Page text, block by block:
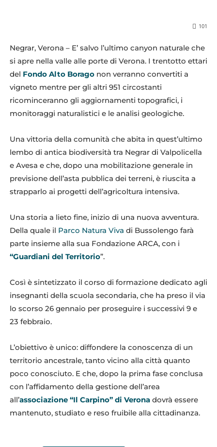
101
Negrar, Verona – E’ salvo l’ultimo canyon naturale che
si apre nella valle alle porte di Verona. I trentotto ettari
del Fondo Alto Borago non verranno convertiti a
vigneto mentre per gli altri 951 circostanti
ricominceranno gli aggiornamenti topografici, i
monitoraggi naturalistici e le analisi geologiche.
Una vittoria della comunità che abita in quest’ultimo
lembo di antica biodiversità tra Negrar di Valpolicella
e Avesa e che, dopo una mobilitazione generale in
previsione dell’asta pubblica dei terreni, è riuscita a
strapparlo ai progetti dell’agricoltura intensiva.
Una storia a lieto fine, inizio di una nuova avventura.
Della quale il Parco Natura Viva di Bussolengo farà
parte insieme alla sua Fondazione ARCA, con i
“Guardiani del Territorio”.
Così è sintetizzato il corso di formazione dedicato agli
insegnanti della scuola secondaria, che ha preso il via
lo scorso 26 gennaio per proseguire i successivi 9 e
23 febbraio.
L’obiettivo è unico: diffondere la conoscenza di un
territorio ancestrale, tanto vicino alla città quanto
poco conosciuto. E che, dopo la prima fase conclusa
con l’affidamento della gestione dell’area
all’associazione “Il Carpino” di Verona dovrà essere
mantenuto, studiato e reso fruibile alla cittadinanza.